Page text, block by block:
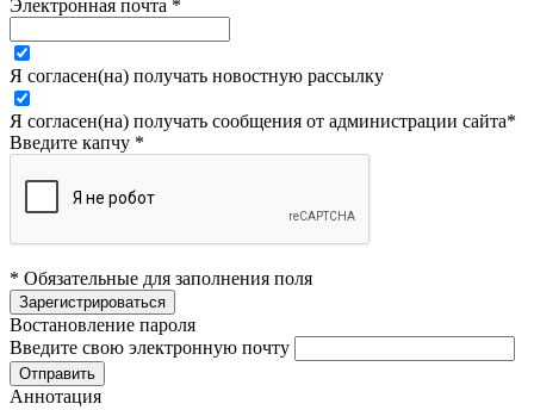
Электронная почта *
Я согласен(на) получать новостную рассылку
Я согласен(на) получать сообщения от администрации сайта*
Введите капчу *
* Обязательные для заполнения поля
Востановление пароля
Введите свою электронную почту
Аннотация